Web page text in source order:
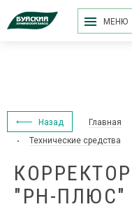
МЕНЮ
Назад Главная
Технические средства
"PH-ПЛЮС"